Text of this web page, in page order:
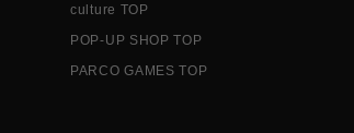
culture TOP
POP-UP SHOP TOP
PARCO GAMES TOP